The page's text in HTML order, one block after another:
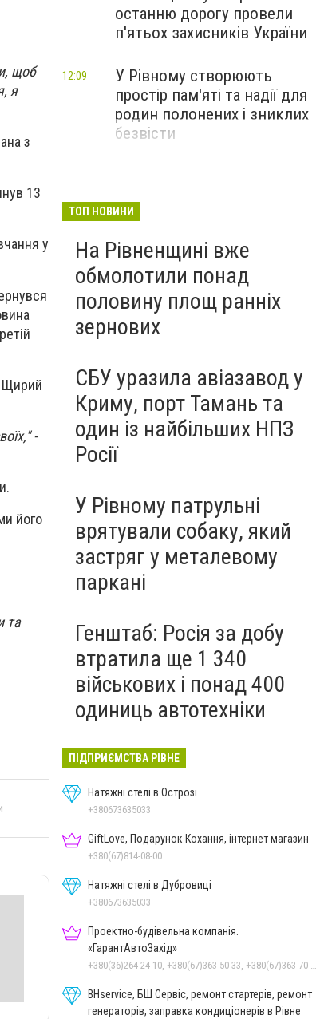
щоб
я
з
13
у
Щирий
-
його
та
останню дорогу провели
п'ятьох захисників України
У Рівному створюють
простір пам'яті та надії для
родин полонених і зниклих
безвісти
12:09
ТОП НОВИНИ
На Рівненщині вже
обмолотили понад
половину площ ранніх
зернових
СБУ уразила авіазавод у
Криму, порт Тамань та
один із найбільших НПЗ
Росії
У Рівному патрульні
врятували собаку, який
застряг у металевому
паркані
Генштаб: Росія за добу
втратила ще 1 340
військових і понад 400
одиниць автотехніки
ПІДПРИЄМСТВА РІВНЕ
Натяжні стелі в Острозі
+380673635033
GiftLove, Подарунок Кохання, інтернет магазин
+380(67)814-08-00
Натяжні стелі в Дубровиці
+380673635033
Проектно-будівельна компанія.
«ГарантАвтоЗахід»
+380(36)264-24-10, +380(67)363-50-33, +380(67)363-70-50
BHservice, БШ Сервіс, ремонт стартерів, ремонт
генераторів, заправка кондиціонерів в Рівне